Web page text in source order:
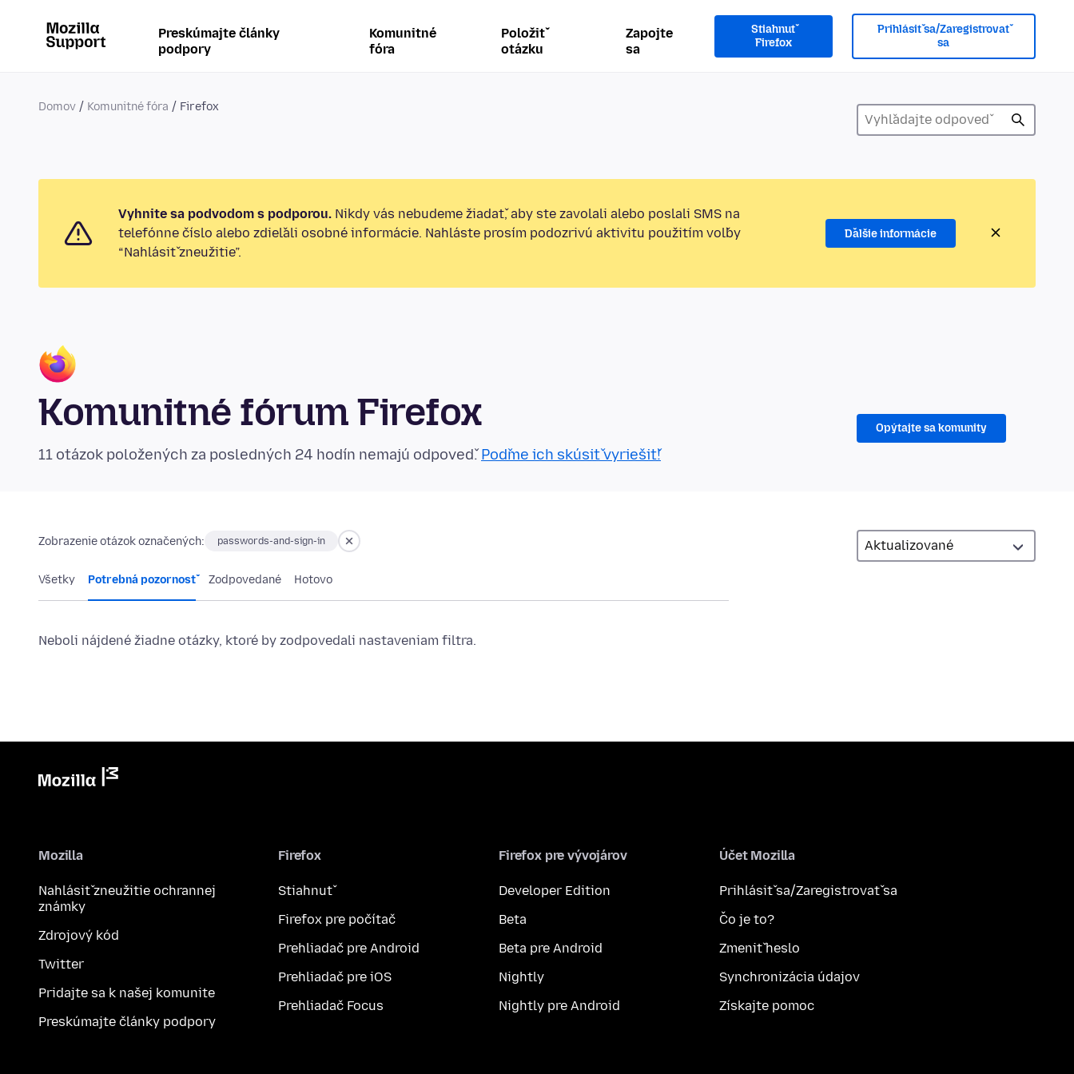
Preskúmajte články
podpory
Komunitné
fóra
Položiť
otázku
Zapojte
sa
Stiahnuť
Firefox
Prihlásiť sa/Zaregistrovať
sa
Domov Komunitné fóra Firefox
Vyhnite sa podvodom s podporou. Nikdy vás nebudeme žiadať, aby ste zavolali alebo poslali SMS na
telefónne číslo alebo zdieľali osobné informácie. Nahláste prosím podozrivú aktivitu použitím voľby
“Nahlásiť zneužitie”.
Ďalšie informácie
Komunitné fórum Firefox
11 otázok položených za posledných 24 hodín nemajú odpoveď.Poďme ich skúsiť vyriešiť!
Opýtajte sa komunity
Zobrazenie otázok označených: passwords-and-sign-in
Všetky Potrebná pozornosť Zodpovedané Hotovo
Neboli nájdené žiadne otázky, ktoré by zodpovedali nastaveniam filtra.
Mozilla
Nahlásiť zneužitie ochrannej
známky
Zdrojový kód
Twitter
Pridajte sa k našej komunite
Preskúmajte články podpory
Firefox
Stiahnuť
Firefox pre počítač
Prehliadač pre Android
Prehliadač pre iOS
Prehliadač Focus
Firefox pre vývojárov
Developer Edition
Beta
Beta pre Android
Nightly
Nightly pre Android
Účet Mozilla
Prihlásiť sa/Zaregistrovať sa
Čo je to?
Zmeniť heslo
Synchronizácia údajov
Získajte pomoc